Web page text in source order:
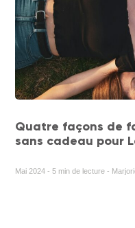
Quatre façons de
sans cadeau pour
Mai 2024 - 5 min de lecture -